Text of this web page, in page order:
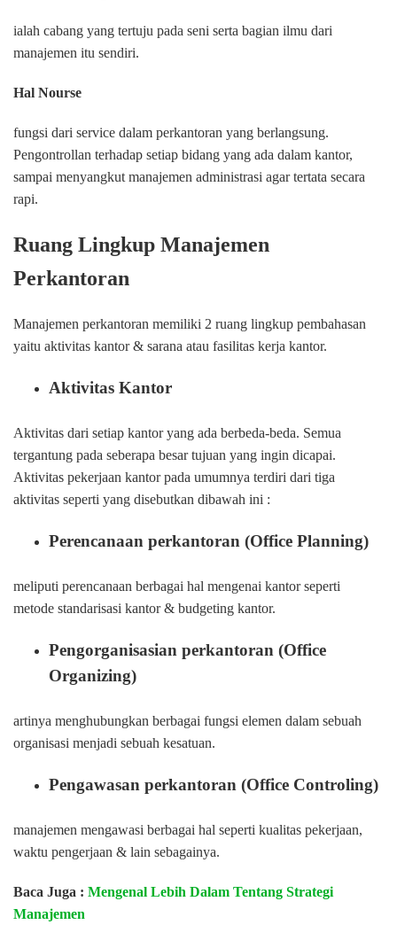
ialah cabang yang tertuju pada seni serta bagian ilmu dari
manajemen itu sendiri.
Hal Nourse
fungsi dari service dalam perkantoran yang berlangsung.
Pengontrollan terhadap setiap bidang yang ada dalam kantor,
sampai menyangkut manajemen administrasi agar tertata secara
rapi.
Ruang Lingkup Manajemen
Perkantoran
Manajemen perkantoran memiliki 2 ruang lingkup pembahasan
yaitu aktivitas kantor & sarana atau fasilitas kerja kantor.
Aktivitas Kantor
Aktivitas dari setiap kantor yang ada berbeda-beda. Semua
tergantung pada seberapa besar tujuan yang ingin dicapai.
Aktivitas pekerjaan kantor pada umumnya terdiri dari tiga
aktivitas seperti yang disebutkan dibawah ini :
Perencanaan perkantoran (Office Planning)
meliputi perencanaan berbagai hal mengenai kantor seperti
metode standarisasi kantor & budgeting kantor.
Pengorganisasian perkantoran (Office
Organizing)
artinya menghubungkan berbagai fungsi elemen dalam sebuah
organisasi menjadi sebuah kesatuan.
Pengawasan perkantoran (Office Controling)
manajemen mengawasi berbagai hal seperti kualitas pekerjaan,
waktu pengerjaan & lain sebagainya.
Baca Juga : Mengenal Lebih Dalam Tentang Strategi
Manajemen